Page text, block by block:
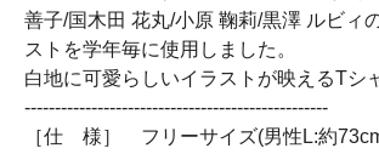
善子/国木田 花丸/小原 鞠莉/黒澤 ルビィ
ストを学年毎に使用しました。
白地に可愛らしいイラストが映えるTシ
--------------------------------------------------
［仕 様］ フリーサイズ(男性L:約